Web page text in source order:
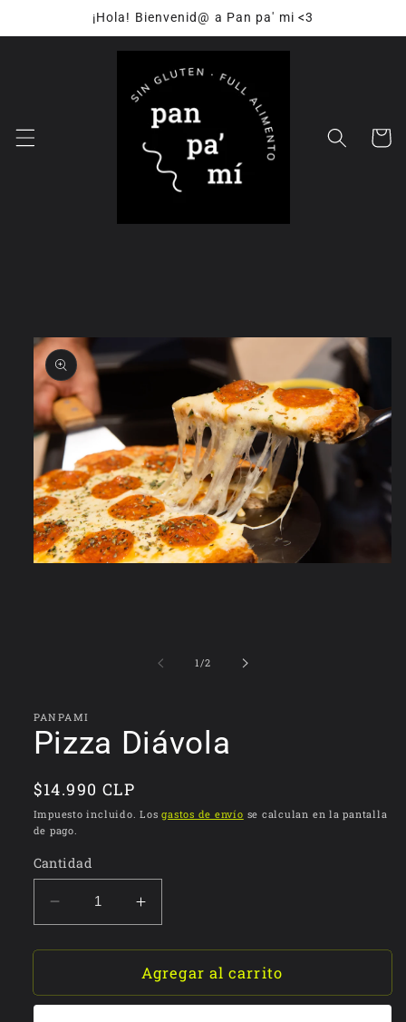
directamente
al contenido
¡Hola! Bienvenid@ a Pan pa' mi <3
Carrito
1/de
2
PANPAMI
Pizza Diávola
Precio
habitual
$14.990 CLP
Impuesto incluido. Losgastos de envío se calculan en la pantalla
de pago.
Cantidad
Reducir
cantidad
para
Diávola
Aumentar
cantidad
para
Pizza
Diávola
Agregar al carrito